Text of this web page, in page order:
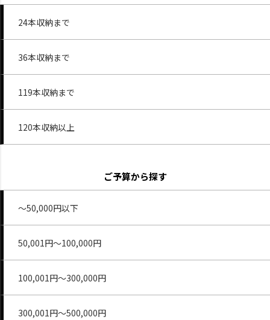
24本収納まで
36本収納まで
119本収納まで
120本収納以上
ご予算から探す
～50,000円以下
50,001円～100,000円
100,001円～300,000円
300,001円～500,000円